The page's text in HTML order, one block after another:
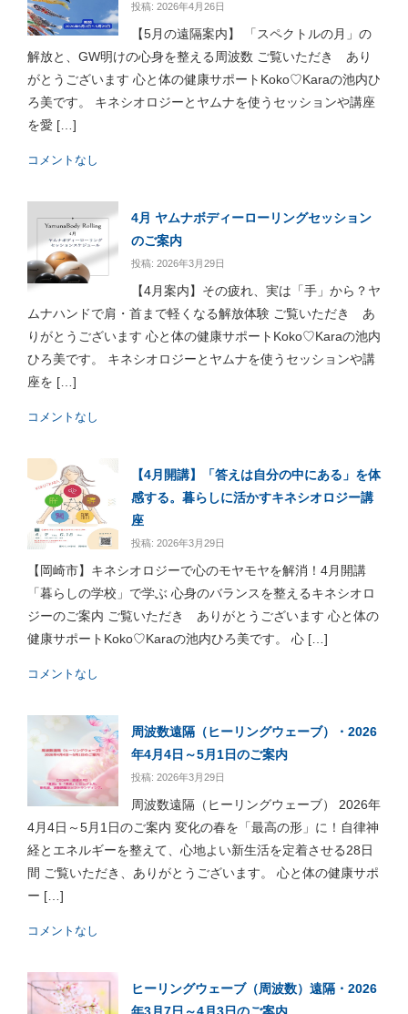
投稿: 2026年4月26日
【5月の遠隔案内】 「スペクトルの月」の
解放と、GW明けの心身を整える周波数 ご覧いただき あり
がとうございます 心と体の健康サポートKoko♡Karaの池内ひ
ろ美です。 キネシオロジーとヤムナを使うセッションや講座
を愛 […]
コメントなし
4月 ヤムナボディーローリングセッション
のご案内
投稿: 2026年3月29日
【4月案内】その疲れ、実は「手」から？ヤ
ムナハンドで肩・首まで軽くなる解放体験 ご覧いただき あ
りがとうございます 心と体の健康サポートKoko♡Karaの池内
ひろ美です。 キネシオロジーとヤムナを使うセッションや講
座を […]
コメントなし
【4月開講】「答えは自分の中にある」を体
感する。暮らしに活かすキネシオロジー講
座
投稿: 2026年3月29日
【岡崎市】キネシオロジーで心のモヤモヤを解消！4月開講
「暮らしの学校」で学ぶ 心身のバランスを整えるキネシオロ
ジーのご案内 ご覧いただき ありがとうございます 心と体の
健康サポートKoko♡Karaの池内ひろ美です。 心 […]
コメントなし
周波数遠隔（ヒーリングウェーブ）・2026
年4月4日～5月1日のご案内
投稿: 2026年3月29日
周波数遠隔（ヒーリングウェーブ） 2026年
4月4日～5月1日のご案内 変化の春を「最高の形」に！自律神
経とエネルギーを整えて、心地よい新生活を定着させる28日
間 ご覧いただき、ありがとうございます。 心と体の健康サポ
ー […]
コメントなし
ヒーリングウェーブ（周波数）遠隔・2026